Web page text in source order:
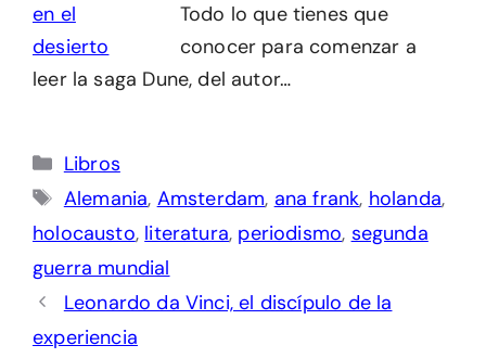
Todo lo que tienes que
conocer para comenzar a
leer la saga Dune, del autor…
Categorías
Libros
Etiquetas
Alemania, Amsterdam, ana frank, holanda,
holocausto, literatura, periodismo, segunda
guerra mundial
Leonardo da Vinci, el discípulo de la
experiencia